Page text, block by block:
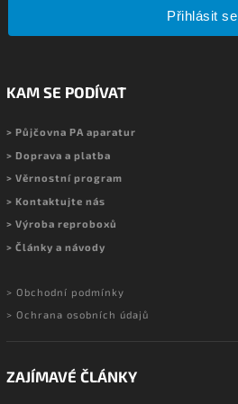
Přihlásit se
KAM SE PODÍVAT
> Půjčovna PA aparatur
> Doprava a platba
> Věrnostní program
> Kontaktujte nás
> Výroba reproboxů
> Články a návody
> Obchodní podmínky
> Ochrana osobních údajů
ZAJÍMAVÉ ČLÁNKY